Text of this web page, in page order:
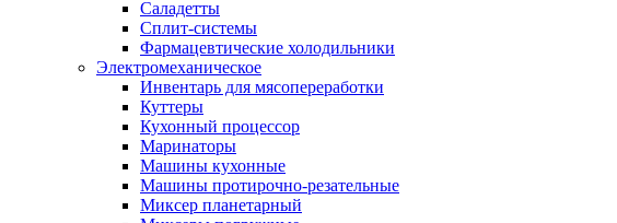
Саладетты
Сплит-системы
Фармацевтические холодильники
Электромеханическое
Инвентарь для мясопереработки
Куттеры
Кухонный процессор
Маринаторы
Машины кухонные
Машины протирочно-резательные
Миксер планетарный